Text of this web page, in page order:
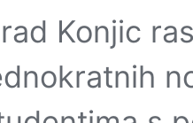
Konjic